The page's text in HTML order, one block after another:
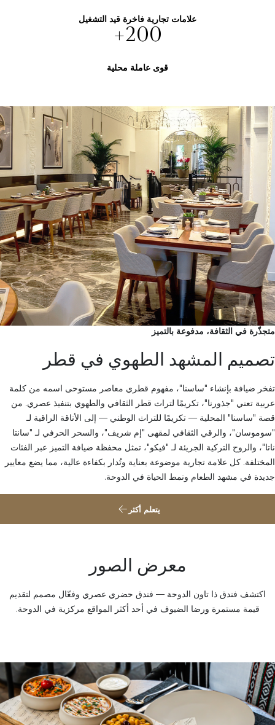
علامات تجارية فاخرة قيد التشغيل
200
+
قوى عاملة محلية
متجذّرة في الثقافة، مدفوعة بالتميز
تصميم المشهد الطهوي في قطر
تفخر ضيافة بإنشاء "ساسنا"، مفهوم قطري معاصر مستوحى اسمه من كلمة
عربية تعني "جذورنا"، تكريمًا لتراث قطر الثقافي والطهوي بتنفيذ عصري. من
قصة "ساسنا" المحلية — تكريمًا للتراث الوطني — إلى الأناقة الراقية لـ
"سوموسان"، والرقي الثقافي لمقهى "إم شريف"، والسحر الحرفي لـ "سانتا
ناتا"، والروح التركية الجريئة لـ "فيكو"، تمثل محفظة ضيافة التميز عبر الفئات
المختلفة. كل علامة تجارية موضوعة بعناية وتُدار بكفاءة عالية، مما يضع معايير
جديدة في مشهد الطعام ونمط الحياة في الدوحة.
يتعلم أكثر
معرض الصور
اكتشف فندق ذا تاون الدوحة — فندق حضري عصري وفعّال مصمم لتقديم
قيمة مستمرة ورضا الضيوف في أحد أكثر المواقع مركزية في الدوحة.